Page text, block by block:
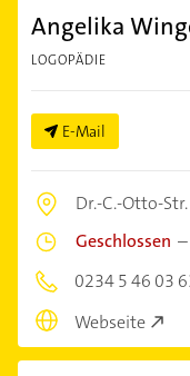
Angelika
LOGOPÄDIE
E-Mail
Dr.-C.-Otto-
Geschlossen –
0234 5 46 03
Webseite